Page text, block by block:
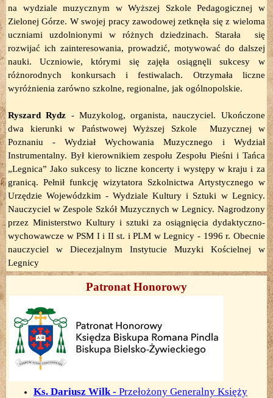
na wydziale muzycznym w Wyższej Szkole Pedagogicznej w
Zielonej Górze. W swojej pracy zawodowej zetknęła się z wieloma
uczniami uzdolnionymi w różnych dziedzinach. Starała się
rozwijać ich zainteresowania, prowadzić, motywować do dalszej
nauki. Uczniowie, którymi się zajęła osiągnęli sukcesy w
różnorodnych konkursach i festiwalach. Otrzymała liczne
wyróżnienia zarówno szkolne, regionalne, jak ogólnopolskie.
Ryszard Rydz - Muzykolog, organista, nauczyciel. Ukończone
dwa kierunki w Państwowej Wyższej Szkole Muzycznej w
Poznaniu - Wydział Wychowania Muzycznego i Wydział
Instrumentalny. Był kierownikiem zespołu Zespołu Pieśni i Tańca
„Legnica” Jako sukcesy to liczne koncerty i występy w kraju i za
granicą. Pełnił funkcję wizytatora Szkolnictwa Artystycznego w
Urzędzie Wojewódzkim - Wydziale Kultury i Sztuki w Legnicy.
Nauczyciel w Zespole Szkół Muzycznych w Legnicy. Nagrodzony
przez Ministerstwo Kultury i sztuki za osiągnięcia dydaktyczno-
wychowawcze w PSM I i II st. i PLM w Legnicy - 1996 r. Obecnie
nauczyciel w Diecezjalnym Instytucie Muzyki Kościelnej w
Legnicy
Patronat Honorowy
Ks. Dariusz Wilk - Przełożony Generalny Księży